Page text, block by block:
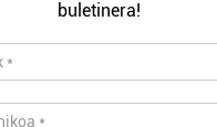
buletinera!